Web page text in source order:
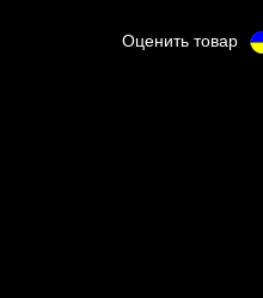
Оценить товар